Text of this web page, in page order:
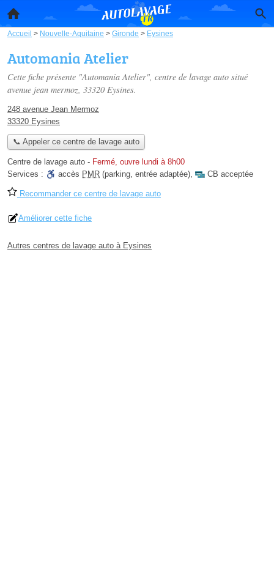
Accueil > Nouvelle-Aquitaine > Gironde > Eysines
Automania Atelier
Cette fiche présente "Automania Atelier", centre de lavage auto situé
avenue jean mermoz, 33320 Eysines.
248 avenue Jean Mermoz
33320 Eysines
📞 Appeler ce centre de lavage auto
Centre de lavage auto - Fermé, ouvre lundi à 8h00
Services :
accès PMR (parking, entrée adaptée), CB acceptée
Recommander ce centre de lavage auto
Améliorer cette fiche
Autres centres de lavage auto à Eysines